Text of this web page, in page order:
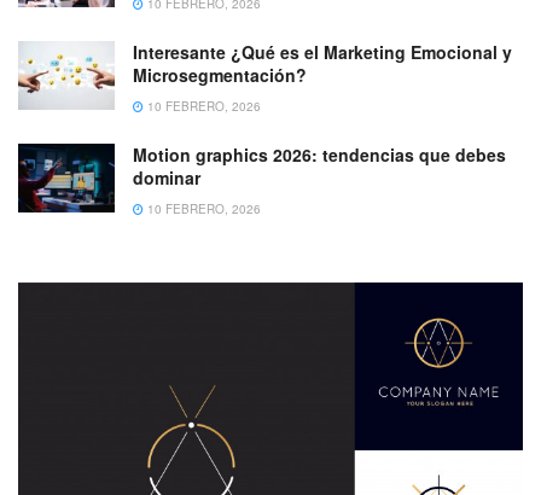
10 FEBRERO, 2026
Interesante ¿Qué es el Marketing Emocional y
Microsegmentación?
10 FEBRERO, 2026
Motion graphics 2026: tendencias que debes
dominar
10 FEBRERO, 2026